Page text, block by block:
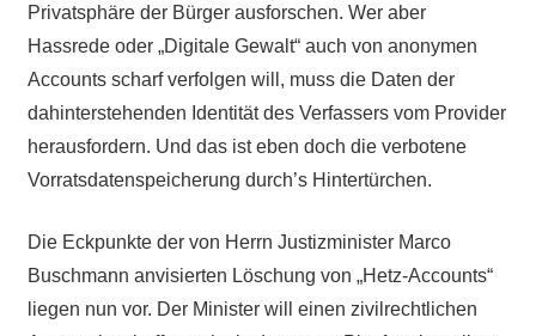
Privatsphäre der Bürger ausforschen. Wer aber
Hassrede oder „Digitale Gewalt“ auch von anonymen
Accounts scharf verfolgen will, muss die Daten der
dahinterstehenden Identität des Verfassers vom Provider
herausfordern. Und das ist eben doch die verbotene
Vorratsdatenspeicherung durch’s Hintertürchen.
Die Eckpunkte der von Herrn Justizminister Marco
Buschmann anvisierten Löschung von „Hetz-Accounts“
liegen nun vor. Der Minister will einen zivilrechtlichen